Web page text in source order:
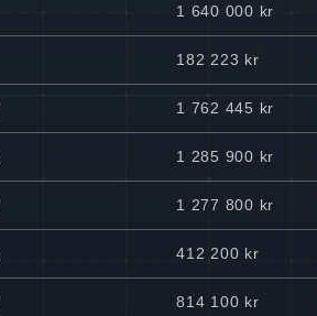
1 640 000 kr
182 223 kr
1 762 445 kr
1 285 900 kr
1 277 800 kr
412 200 kr
814 100 kr